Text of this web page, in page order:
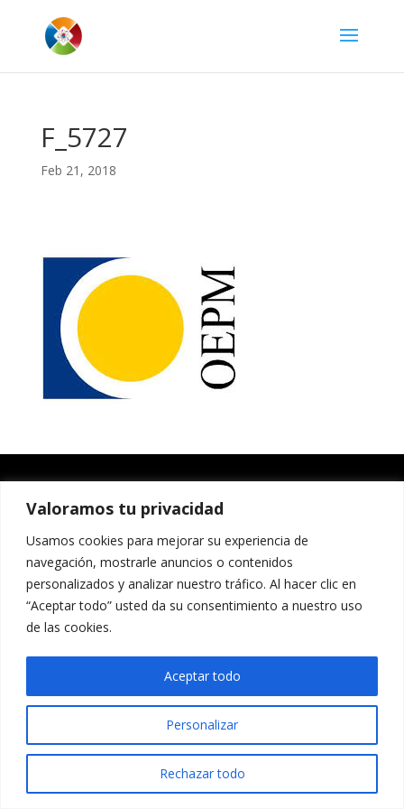
Valoramos tu privacidad
Usamos cookies para mejorar su experiencia de
navegación, mostrarle anuncios o contenidos
personalizados y analizar nuestro tráfico. Al hacer clic en
“Aceptar todo” usted da su consentimiento a nuestro uso
de las cookies.
Personalizar
Rechazar todo
Aceptar todo
F_5727
Feb 21, 2018